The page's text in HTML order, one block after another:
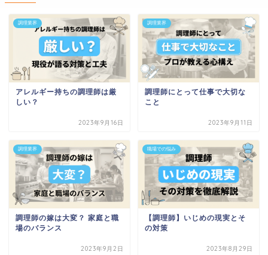
調理業界
アレルギー持ちの調理師は厳
しい？
2023年9月16日
調理業界
調理師にとって仕事で大切な
こと
2023年9月11日
調理業界
調理師の嫁は大変？ 家庭と職
場のバランス
2023年9月2日
職場での悩み
【調理師】いじめの現実とそ
の対策
2023年8月29日